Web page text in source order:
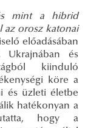
mint a hibrid
az orosz katonai
előadásában
Ukrajnában és
kiinduló
köre a
és üzleti életbe
hatékonyan a
hogy a